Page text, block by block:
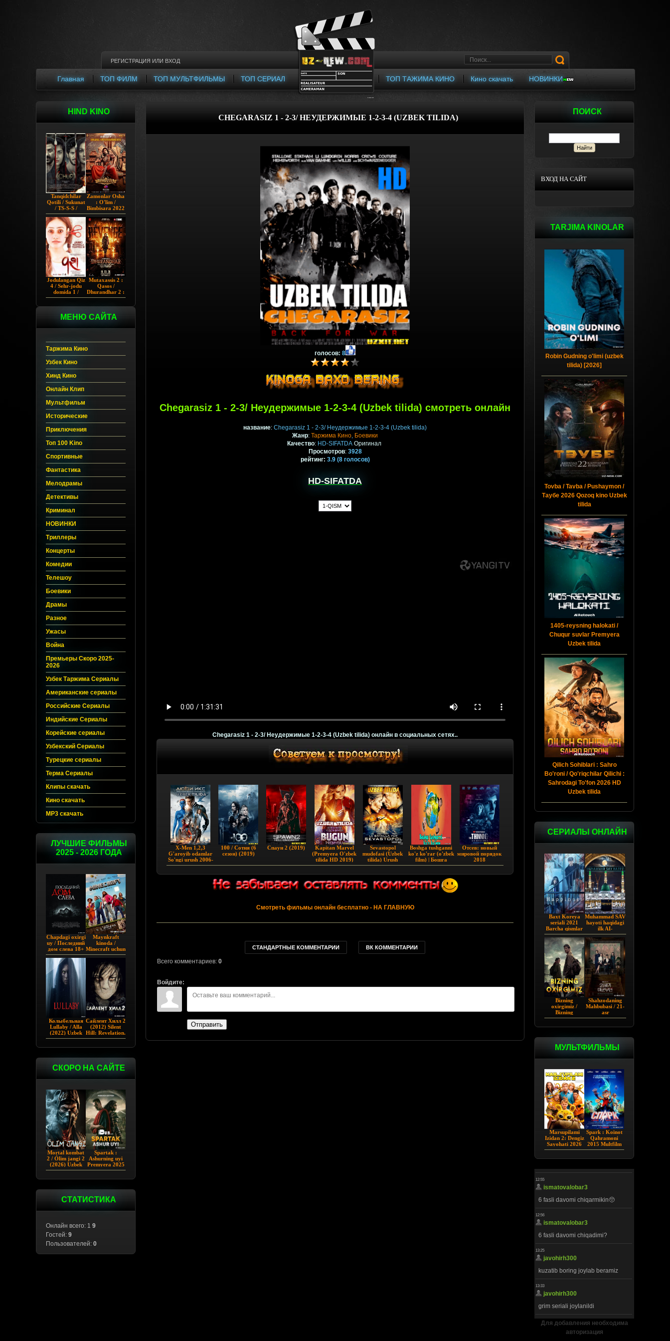
РЕГИСТРАЦИЯ ИЛИ ВХОД
ТОП СЕРИАЛ
ТОП МУЛЬТФИЛЬМЫ
ТОП ФИЛМ
Главная ТОП ТАЖИМА КИНО Кино скачать НОВИНКИ
HIND KINO
Tanqidchilar
Qotili / Sukunat
/ TS-S-S /
Jimjitlik
Ortidagi Sir /
Chup 2022 HD
Hind kino
Zamonlar Osha
: O'lim /
Bimbisara 2022
Hind kino
Uzbek tilida
Jodulangan Qiz
4 / Sehr-jodu
domida 1 /
Egallangan 1 /
Hind kino
Uzbek tilida
Mutaxassis 2 :
Qasos /
Dhurandhar 2 :
Intiqom 2026
МЕНЮ САЙТА
Таржима Кино
Узбек Кино
Хинд Кино
Онлайн Клип
Мультфильм
Исторические
Приключения
Топ 100 Kino
Спортивные
Фантастика
Мелодрамы
Детективы
Криминал
НОВИНКИ
Триллеры
Концерты
Комедии
Телешоу
Боевики
Драмы
Разное
Ужасы
Война
Премьеры Скоро 2025-
2026
Узбек Таржима Сериалы
Американские сериалы
Российские Сериалы
Индийские Сериалы
Корейские сериалы
Узбекский Сериалы
Турецкие сериалы
Терма Сериалы
Клипы скачать
Кино скачать
MP3 скачать
ЛУЧШИЕ ФИЛЬМЫ
2025 - 2026 ГОДА
Chapdagi oxirgi
uy / Последний
дом слева 18+
(2009)
Maynkraft
kinoda /
Minecraft uchun
film / Maygiraft
2025 AQSH
filmi
Колыбельная
Lullaby / Alla
(2022) Uzbek
tilida
Сайлент Хилл 2
(2012) Silent
Hill: Revelation.
СКОРО НА САЙТЕ
Mortal kombat
2 / Ólim jangi 2
(2026) Uzbek
tilida
Spartak :
Ashurning uyi
Premyera 2025
Barcha qismlar
СТАТИСТИКА
Онлайн всего: 1 9
Гостей: 9
Пользователей: 0
ПОИСК
ВХОД НА САЙТ
TARJIMA KINOLAR
Robin Gudning o'limi (uzbek
tilida) [2026]
Tovba / Tavba / Pushaymon /
Таубе 2026 Qozoq kino Uzbek
tilida
1405-reysning halokati /
Chuqur suvlar Premyera
Uzbek tilida
Qilich Sohiblari : Sahro
Bo'roni / Qo'riqchilar Qilichi :
Sahrodagi To'fon 2026 HD
Uzbek tilida
СЕРИАЛЫ ОНЛАЙН
Baxt Koreya
seriali 2021
Barcha qismlar
Uzbekcha
tarjima
Muhammad SAV
hayoti haqidagi
ilk AI-
vizuallashtirilgan
serial! - Yo
Rasululloh |
Barcha qismi
Bizning
oxirgimiz /
Bizning
so'ngimiz AQSh
tilida O'zbekcha
Shahzodaning
Mahbubasi / 21-
asr
Shaxzodasining
МУЛЬТФИЛЬМЫ
Marsupilami
Izidan 2: Dengiz
Sayohati 2026
HD Uzbek tilida
Spark : Koinot
Qahramoni
2015 Multfilm
Uzbek tilida
Для добавления необходима
авторизация
CHEGARASIZ 1 - 2-3/ НЕУДЕРЖИМЫЕ 1-2-3-4 (UZBEK TILIDA)
голосов: 8
Chegarasiz 1 - 2-3/ Неудержимые 1-2-3-4 (Uzbek tilida) смотреть онлайн
название: Chegarasiz 1 - 2-3/ Неудержимые 1-2-3-4 (Uzbek tilida)
Жанр: Таржима Кино, Боевики
Качество: HD-SIFATDA Оригинал
Просмотров: 3928
рейтинг: 3.9 (8голосов)
HD-SIFATDA
Chegarasiz 1 - 2-3/ Неудержимые 1-2-3-4 (Uzbek tilida) онлайн в социальных сетях..
X-Men 1,2,3
G'aroyib odamlar
So'ngi urush 2006-
yil (Uzbek tilida)
100 / Сотня (6
сезон) (2019)
Cпaун 2 (2019)
Kapitan Marvel
(Premyera O'zbek
tilida HD 2019)
Sevastopol
mudofasi (Uzbek
tilida) Urush
Boshga tushganni
ko'z ko'rar (o'zbek
film) | Бошга
тушганни куз
(узбекфильм)
Oтceв: нoвый
миpoвoй пopядoк
2018
Смотреть фильмы онлайн бесплатно- НА ГЛАВНУЮ
СТАНДАРТНЫЕ КОММЕНТАРИИ ВК КОММЕНТАРИИ
Всего комментариев: 0
Войдите:
Отправить